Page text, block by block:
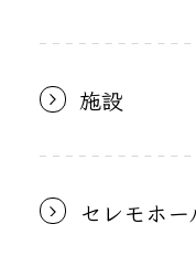
施設
セレモホー